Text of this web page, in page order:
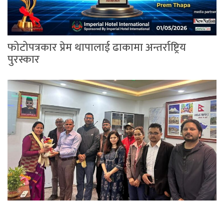
फोटोपत्रकार प्रेम थापालाई ढाकामा अन्तर्राष्ट्रिय
पुरस्कार